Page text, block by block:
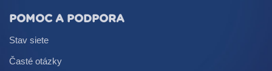
POMOC A PODPORA
Stav siete
Časté otázky